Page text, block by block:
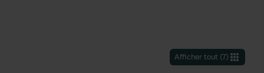
Afficher tout(7)